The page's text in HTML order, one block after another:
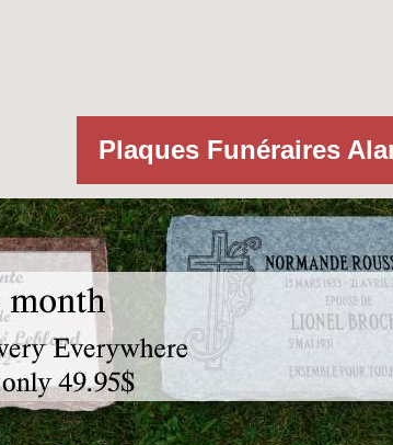
Plaques Funéraires